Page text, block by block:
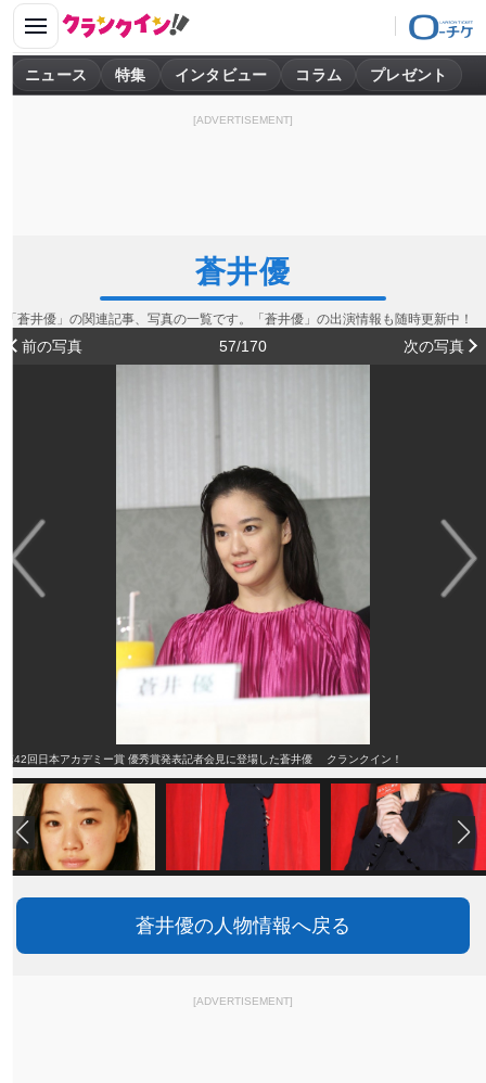
ニュース 特集 インタビュー コラム プレゼント
[ADVERTISEMENT]
蒼井優
「蒼井優」の関連記事、写真の一覧です。「蒼井優」の出演情報も随時更新中！
前の写真 57/170 次の写真
第42回日本アカデミー賞 優秀賞発表記者会見に登場した蒼井優 クランクイン！
蒼井優の人物情報へ戻る
[ADVERTISEMENT]